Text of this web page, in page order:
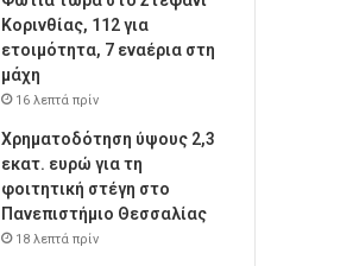
Κορινθίας, 112 για
ετοιμότητα, 7 εναέρια στη
μάχη
16 λεπτά πρίν
Χρηματοδότηση ύψους 2,3
εκατ. ευρώ για τη
φοιτητική στέγη στο
Πανεπιστήμιο Θεσσαλίας
18 λεπτά πρίν